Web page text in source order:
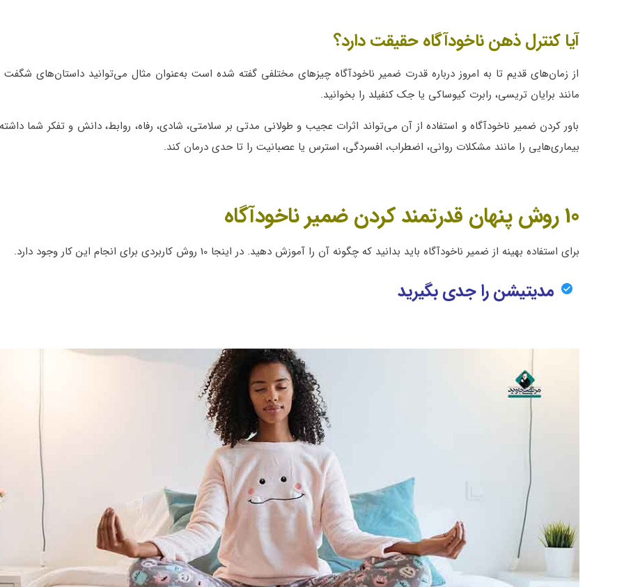
آیا کنترل ذهن ناخودآگاه حقیقت دارد؟
از زمان‌های قدیم تا به امروز درباره قدرت ضمیر ناخودآگاه چیزهای مختلفی گفته شده است به‌عنوان مثال می‌توانید داستان‌های شگفت
مانند برایان تریسی، رابرت کیوساکی یا جک کنفیلد را بخوانید.
باور کردن ضمیر ناخودآگاه و استفاده از آن می‌تواند اثرات عجیب و طولانی مدتی بر سلامتی، شادی، رفاه، روابط، دانش و تفکر شما
بیماری‌هایی را مانند مشکلات روانی، اضطراب، افسردگی، استرس یا عصبانیت را تا حدی درمان کند.
10 روش پنهان قدرتمند کردن ضمیر ناخودآگاه
برای استفاده بهینه از ضمیر ناخودآگاه باید بدانید که چگونه آن را آموزش دهید. در اینجا 10 روش کاربردی برای انجام این کار وجود دارد.
مدیتیشن را جدی بگیرید